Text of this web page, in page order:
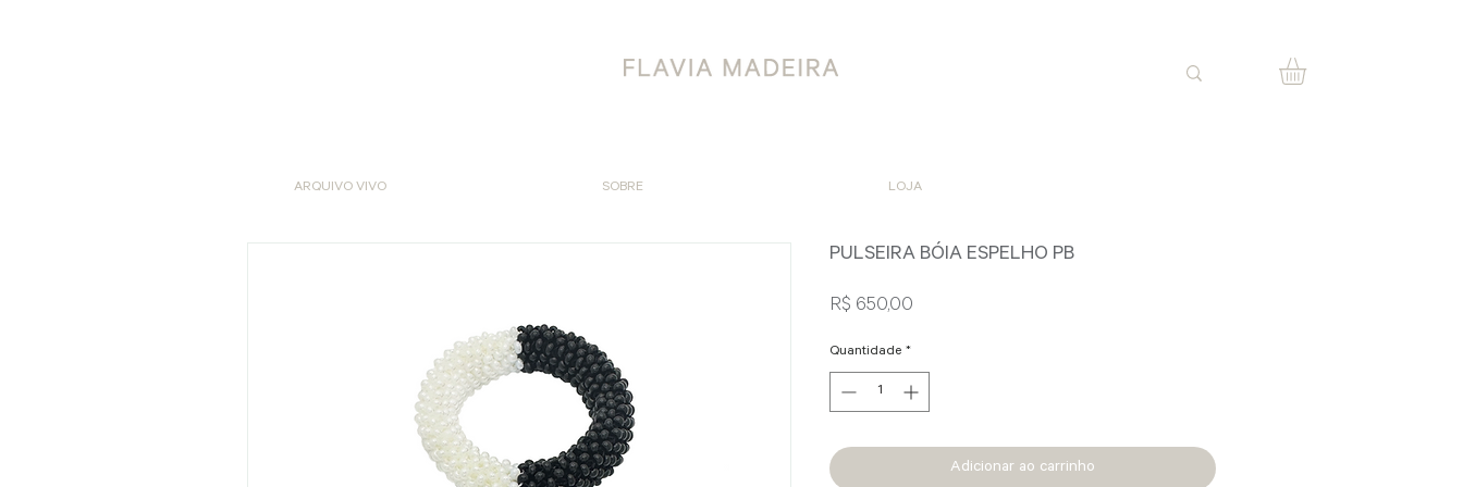
ARQUIVO VIVO SOBRE LOJA
PULSEIRA BÓIA ESPELHO PB
R$ 650,00
Quantidade *
Adicionar ao carrinho